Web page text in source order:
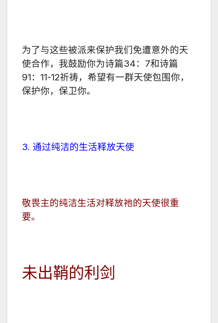
为了与这些被派来保护我们免遭意外的天
使合作，我鼓励你为诗篇34：7和诗篇
91：11-12祈祷，希望有一群天使包围你，
保护你，保卫你。
3. 通过纯洁的生活释放天使
敬畏主的纯洁生活对释放祂的天使很重
要。
未出鞘的利剑